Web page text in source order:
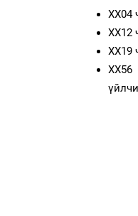
ХХ04
ХХ12
ХХ19
ХХ56